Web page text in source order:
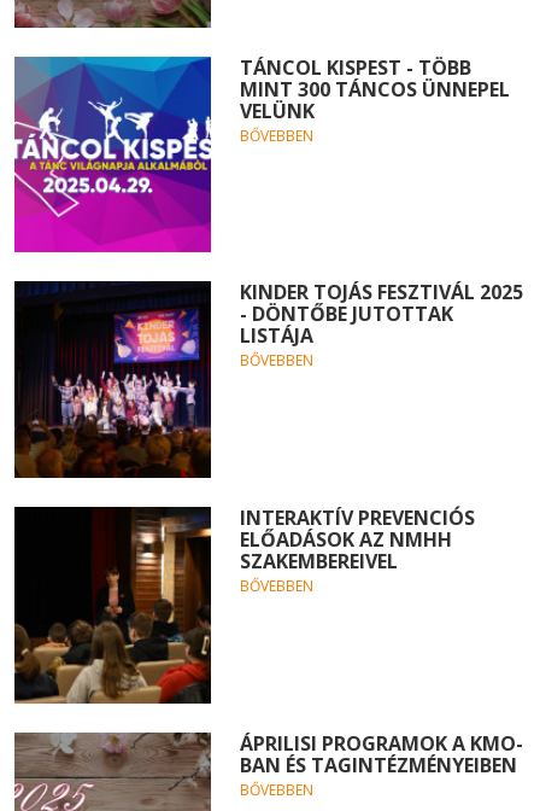
TÁNCOL KISPEST - TÖBB
MINT 300 TÁNCOS ÜNNEPEL
VELÜNK
BŐVEBBEN
KINDER TOJÁS FESZTIVÁL 2025
- DÖNTŐBE JUTOTTAK
LISTÁJA
BŐVEBBEN
INTERAKTÍV PREVENCIÓS
ELŐADÁSOK AZ NMHH
SZAKEMBEREIVEL
BŐVEBBEN
ÁPRILISI PROGRAMOK A KMO-
BAN ÉS TAGINTÉZMÉNYEIBEN
BŐVEBBEN